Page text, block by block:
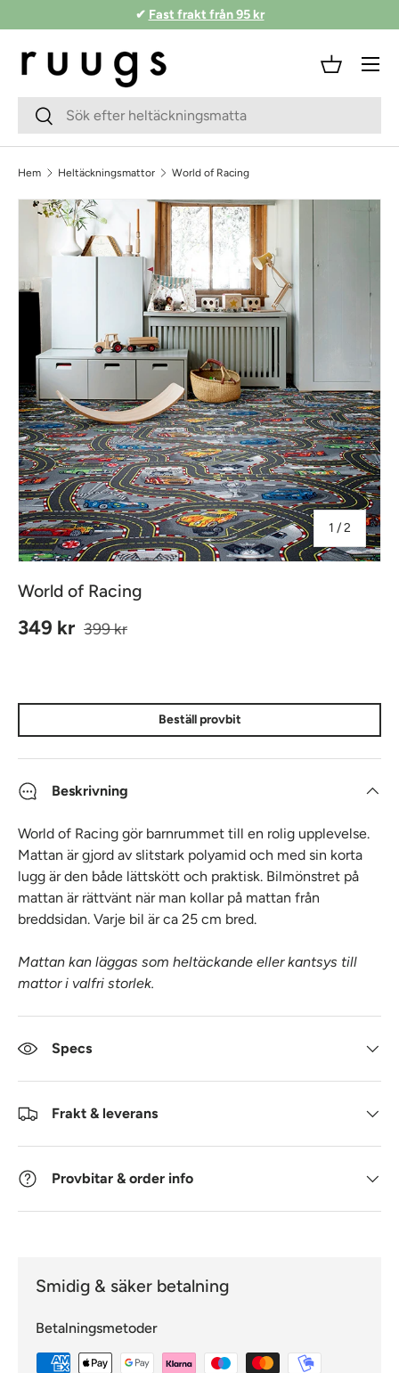
Hoppa till innehåll
✔ Fast frakt från 95 kr
Sökfält
Skicka
Korg
Meny
Hem Heltäckningsmattor World of Racing
Skippa till produktinformationen
1 /av
2
World of Racing
Reapris
349 kr Ordinarie pris
399 kr
Beställ provbit
Beskrivning
World of Racing gör barnrummet till en rolig upplevelse.
Mattan är gjord av slitstark polyamid och med sin korta
lugg är den både lättskött och praktisk. Bilmönstret på
mattan är rättvänt när man kollar på mattan från
breddsidan. Varje bil är ca 25 cm bred.
Mattan kan läggas som heltäckande eller kantsys till
mattor i valfri storlek.
Specs
Frakt & leverans
Provbitar & order info
Smidig & säker betalning
Betalningsmetoder